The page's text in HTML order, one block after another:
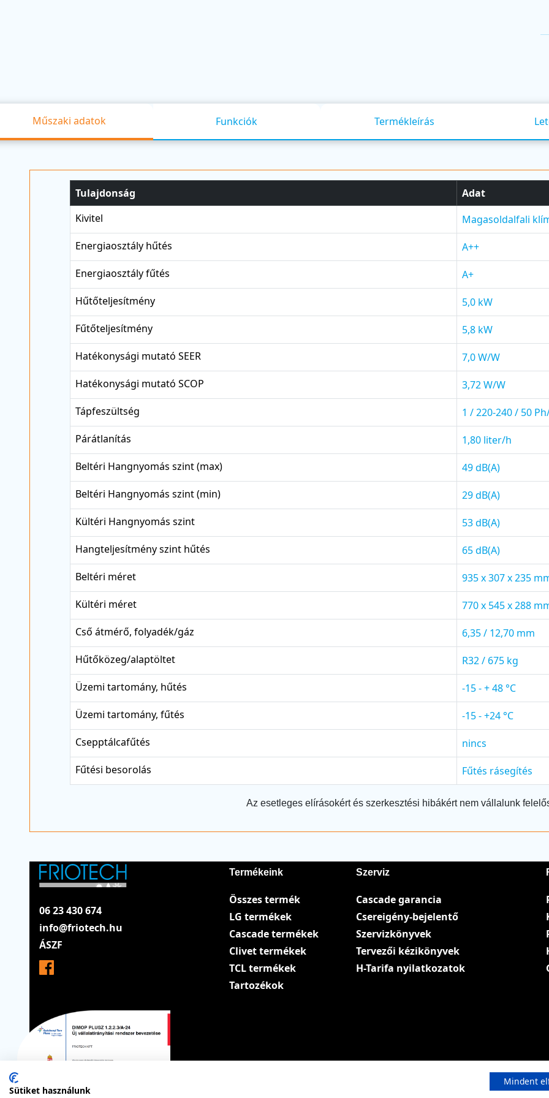
Műszaki adatok Funkciók Termékleírás
Tulajdonság
Adat
Kivitel
Magasoldalfali
Energiaosztály hűtés
A++
Energiaosztály fűtés
A+
Hűtőteljesítmény
5,0 kW
Fűtőteljesítmény
5,8 kW
Hatékonysági mutató SEER
7,0 W/W
Hatékonysági mutató SCOP
3,72 W/W
Tápfeszültség
1 / 220-240 / 50
Párátlanítás
1,80 liter/h
Beltéri Hangnyomás szint (max)
49 dB(A)
Beltéri Hangnyomás szint (min)
29 dB(A)
Kültéri Hangnyomás szint
53 dB(A)
Hangteljesítmény szint hűtés
65 dB(A)
Beltéri méret
935 x 307 x 235
Kültéri méret
770 x 545 x 288
Cső átmérő, folyadék/gáz
6,35 / 12,70 mm
Hűtőközeg/alaptöltet
R32 / 675 kg
Üzemi tartomány, hűtés
-15 - + 48 °C
Üzemi tartomány, fűtés
-15 - +24 °C
Csepptálcafűtés
nincs
Fűtési besorolás
Fűtés rásegítés
Az esetleges elírásokért és szerkesztési hibákért nem vállalunk
06 23 430 674
info@friotech.hu
ÁSZF
Termékeink
Összes termék
LG termékek
Cascade termékek
Clivet termékek
TCL termékek
Tartozékok
Szerviz
Cascade garancia
Csereigény-bejelentő
Szervizkönyvek
Tervezői kézikönyvek
H-Tarifa nyilatkozatok
Sütiket használunk
Mindent